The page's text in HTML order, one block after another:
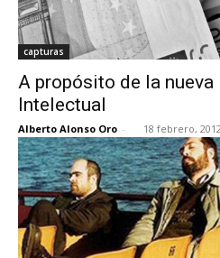
capturas
A propósito de la nueva
Intelectual
Alberto Alonso Oro - 18 febrero, 2012